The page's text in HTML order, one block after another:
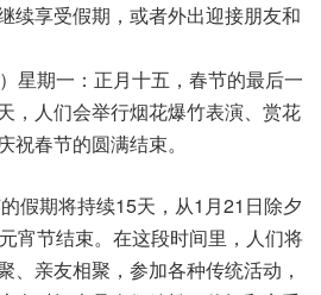
续享受假期，或者外出迎接朋友和
星期一：正月十五，春节的最后一
，人们会举行烟花爆竹表演、赏花
春节的圆满结束。
假期将持续15天，从1月21日除夕
宵节结束。在这段时间里，人们将
、亲友相聚，参加各种传统活动，